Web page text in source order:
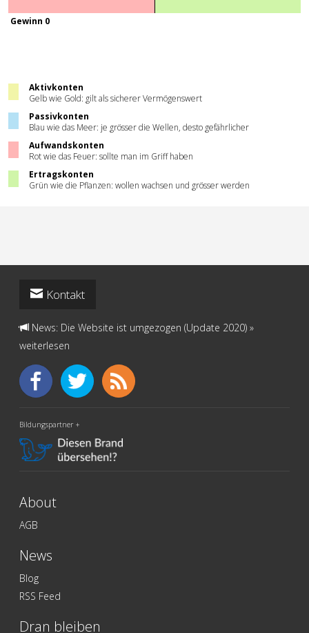
Gewinn 0
Aktivkonten
Gelb wie Gold: gilt als sicherer Vermögenswert
Passivkonten
Blau wie das Meer: je grösser die Wellen, desto gefährlicher
Aufwandskonten
Rot wie das Feuer: sollte man im Griff haben
Ertragskonten
Grün wie die Pflanzen: wollen wachsen und grösser werden
Kontakt
News: Die Website ist umgezogen (Update 2020)»
weiterlesen
Bildungspartner +
About
AGB
News
Blog
RSS Feed
Dran bleiben